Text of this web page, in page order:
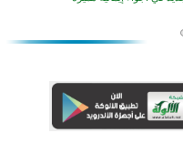
بعد سنوات من العمل والعطاء
القرآن الكريم في أزناكاييف